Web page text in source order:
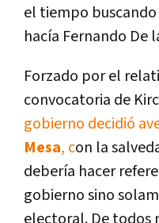
el tiempo buscando
hacía Fernando De
Forzado por el
convocatoria de
gobierno decidió
Mesa, con la
debería hacer
gobierno sino